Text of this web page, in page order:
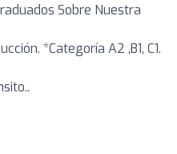
Sobre Nuestra
*Categoría A2 ,B1, C1.